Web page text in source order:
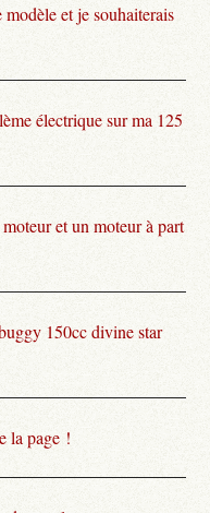
et je souhaiterais
électrique sur ma 125
et un moteur à part
150cc divine star
la page !